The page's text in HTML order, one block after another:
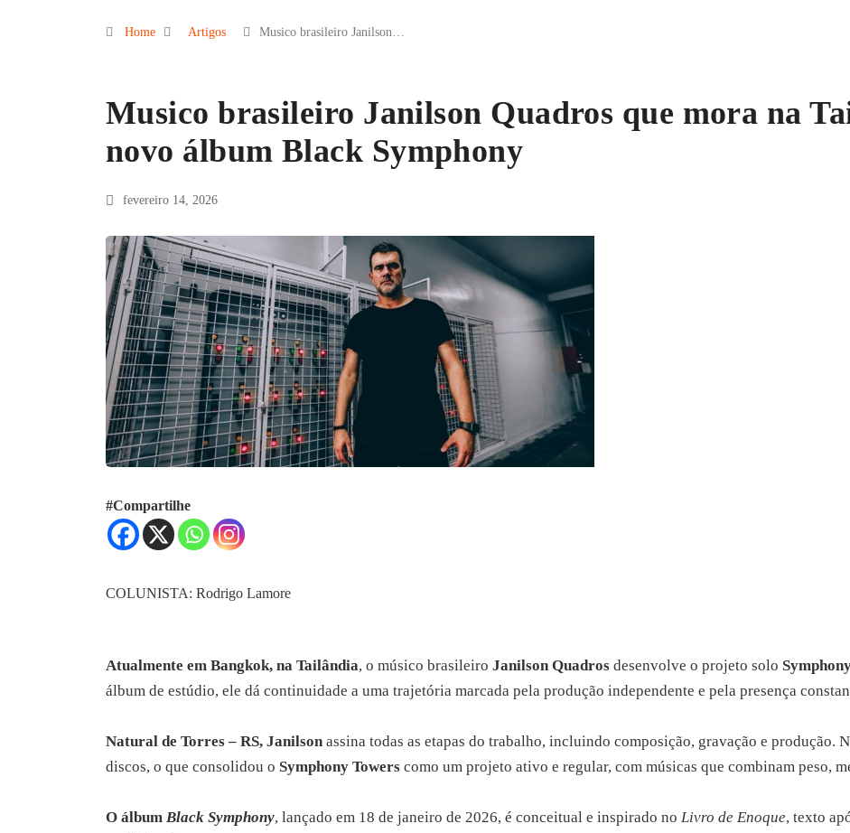
Home Artigos Musico brasileiro Janilson…
Musico brasileiro Janilson Quadros que mora na
novo álbum Black Symphony
fevereiro 14, 2026
#Compartilhe
COLUNISTA: Rodrigo Lamore
Atualmente em Bangkok, na Tailândia, o músico brasileiro Janilson Quadros desenvolve o projeto solo
álbum de estúdio, ele dá continuidade a uma trajetória marcada pela produção independente e pela presença
Natural de Torres – RS, Janilsonassina todas as etapas do trabalho, incluindo composição, gravação e produção.
discos, o que consolidou o Symphony Towers como um projeto ativo e regular, com músicas que combinam peso,
O álbum Black Symphony, lançado em 18 de janeiro de 2026, é conceitual e inspirado no Livro de Enoque, texto